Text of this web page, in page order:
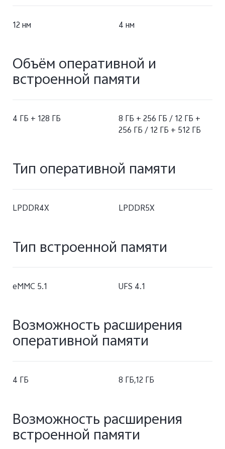
12 нм 4 нм
Объём оперативной и
встроенной памяти
4 ГБ + 128 ГБ
8 ГБ + 256 ГБ / 12 ГБ +
256 ГБ / 12 ГБ + 512 ГБ
Тип оперативной памяти
LPDDR4X LPDDR5X
Тип встроенной памяти
eMMC 5.1 UFS 4.1
Возможность расширения
оперативной памяти
4 ГБ 8 ГБ,12 ГБ
Возможность расширения
встроенной памяти